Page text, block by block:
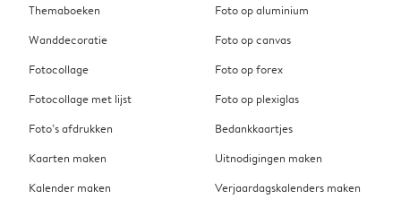
Themaboeken
Wanddecoratie
Fotocollage
Fotocollage met lijst
Foto’s afdrukken
Kaarten maken
Kalender maken
Foto op aluminium
Foto op canvas
Foto op forex
Foto op plexiglas
Bedankkaartjes
Uitnodigingen maken
Verjaardagskalenders maken